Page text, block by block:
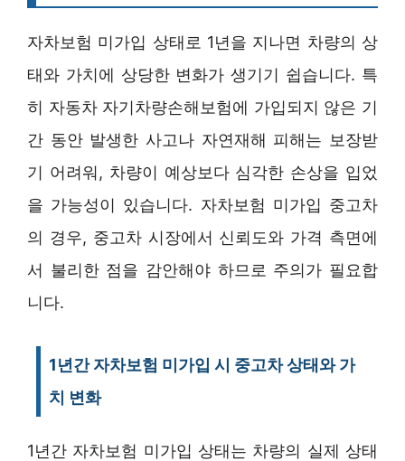
자차보험 미가입 상태로 1년을 지나면 차량의 상
태와 가치에 상당한 변화가 생기기 쉽습니다. 특
히 자동차 자기차량손해보험에 가입되지 않은 기
간 동안 발생한 사고나 자연재해 피해는 보장받
기 어려워, 차량이 예상보다 심각한 손상을 입었
을 가능성이 있습니다. 자차보험 미가입 중고차
의 경우, 중고차 시장에서 신뢰도와 가격 측면에
서 불리한 점을 감안해야 하므로 주의가 필요합
니다.
1년간 자차보험 미가입 시 중고차 상태와 가
치 변화
1년간 자차보험 미가입 상태는 차량의 실제 상태